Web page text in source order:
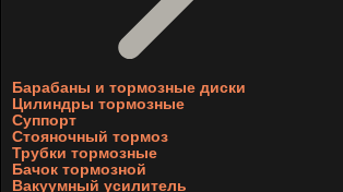
Барабаны и тормозные диски
Цилиндры тормозные
Суппорт
Стояночный тормоз
Трубки тормозные
Бачок тормозной
Вакуумный усилитель